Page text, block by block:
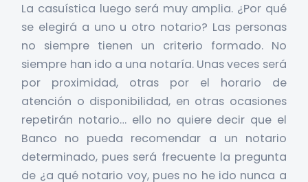
La casuística luego será muy amplia. ¿Por qué
se elegirá a uno u otro notario? Las personas
no siempre tienen un criterio formado. No
siempre han ido a una notaría. Unas veces será
por proximidad, otras por el horario de
atención o disponibilidad, en otras ocasiones
repetirán notario… ello no quiere decir que el
Banco no pueda recomendar a un notario
determinado, pues será frecuente la pregunta
de ¿a qué notario voy, pues no he ido nunca a